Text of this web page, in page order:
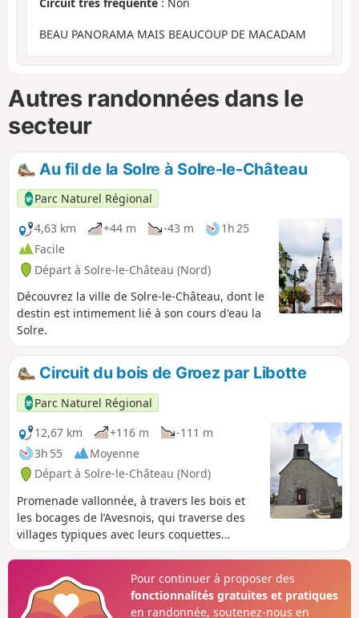
BEAU PANORAMA MAIS BEAUCOUP DE MACADAM
Autres randonnées dans le
secteur
Au fil de la Solre à Solre-le-Château
Parc Naturel Régional
4,63 km
+44 m -43 m
1h 25
Facile
Départ à Solre-le-Château (Nord)
Découvrez la ville de Solre-le-Château, dont le
destin est intimement lié à son cours d'eau la
Solre.
Circuit du bois de Groez par Libotte
Parc Naturel Régional
12,67 km
+116 m
-111 m
3h 55
Moyenne
Départ à Solre-le-Château (Nord)
Promenade vallonnée, à travers les bois et
les bocages de l’Avesnois, qui traverse des
villages typiques avec leurs coquettes
maisons de pierres bleues et de briques,
bonnes chaussures sont nécessaires. Une
variante courte (6km) est adaptée aux
Pour continuer à proposer des
fonctionnalités gratuites et pratiques
en randonnée, soutenez-nous en